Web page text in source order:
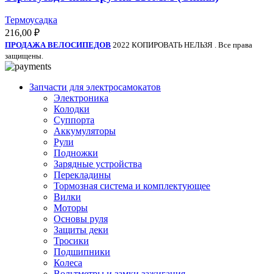
Термоусадка
216,00 ₽
ПРОДАЖА ВЕЛОСИПЕДОВ 2022 КОПИРОВАТЬ НЕЛЬЗЯ . Все права
защищены.
Запчасти для электросамокатов
Электроника
Колодки
Суппорта
Аккумуляторы
Рули
Подножки
Зарядные устройства
Перекладины
Тормозная система и комплектующее
Вилки
Моторы
Основы руля
Защиты деки
Тросики
Подшипники
Колеса